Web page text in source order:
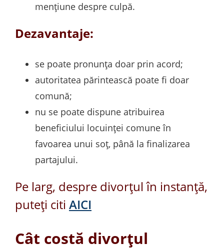
mențiune despre culpă.
Dezavantaje:
se poate pronunța doar prin acord;
autoritatea părintească poate fi doar
comună;
nu se poate dispune atribuirea
beneficiului locuinței comune în
favoarea unui soț, până la finalizarea
partajului.
Pe larg, despre divorțul în instanță,
puteți citi AICI
Cât costă divorțul